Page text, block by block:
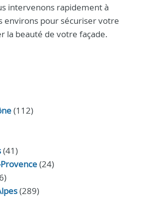
intervenons rapidement à
environs pour sécuriser votre
la beauté de votre façade.
(112)
(41)
(24)
(289)